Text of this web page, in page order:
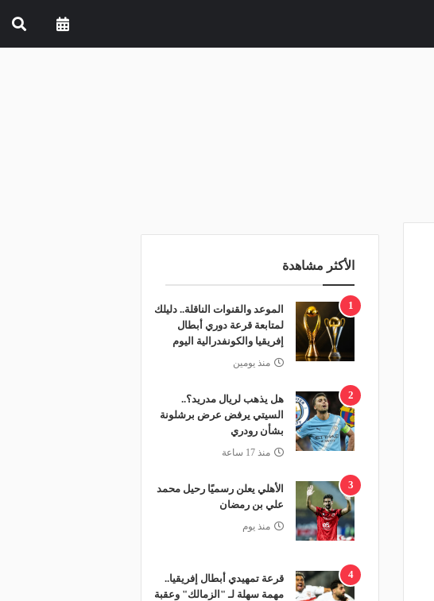
الأكثر مشاهدة
1
الموعد والقنوات الناقلة.. دليلك
لمتابعة قرعة دوري أبطال
إفريقيا والكونفدرالية اليوم
منذ يومين
2
هل يذهب لريال مدريد؟..
السيتي يرفض عرض برشلونة
بشأن رودري
منذ 17 ساعة
3
الأهلي يعلن رسميًا رحيل محمد
علي بن رمضان
منذ يوم
4
قرعة تمهيدي أبطال إفريقيا..
مهمة سهلة لـ "الزمالك" وعقبة